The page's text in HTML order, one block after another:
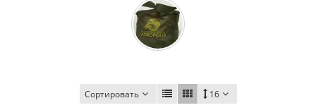
Сортировать 16